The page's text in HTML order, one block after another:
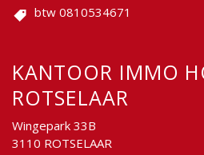
btw 0810534671
KANTOOR IMMO
ROTSELAAR
Wingepark 33B
3110 ROTSELAAR